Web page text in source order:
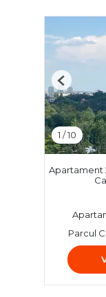
1 /10
Previous
Apartament
Parcul